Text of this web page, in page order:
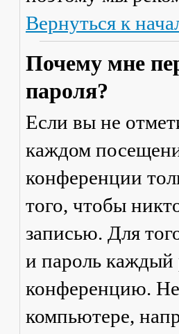
Вернуться к
Почему мне
пароля?
Если вы не
каждом
конференции
того, чтобы
записью. Для
и пароль каждый
конференцию. Не
компьютере,